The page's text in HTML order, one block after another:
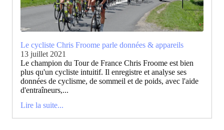
Le cycliste Chris Froome parle données & appareils
13 juillet 2021
Le champion du Tour de France Chris Froome est bien
plus qu'un cycliste intuitif. Il enregistre et analyse ses
données de cyclisme, de sommeil et de poids, avec l'aide
d'entraîneurs,...
Lire la suite...